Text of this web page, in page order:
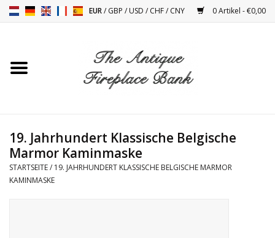
EUR/GBP /USD /CHF/CNY 0 Artikel - €0,00
Startseite
Decor Zubehör
Öfen
19. Jahrhundert Klassische Belgische
Marmor Kaminmaske
STARTSEITE/ 19. JAHRHUNDERT KLASSISCHE BELGISCHE MARMOR
KAMINMASKE